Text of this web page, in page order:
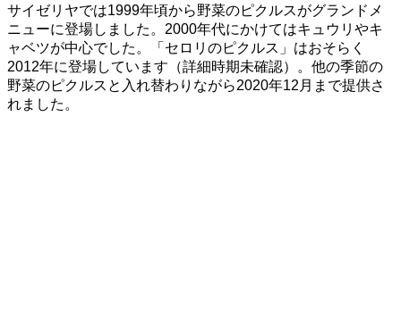
サイゼリヤでは1999年頃から野菜のピクルスがグランドメ
ニューに登場しました。2000年代にかけてはキュウリやキ
ャベツが中心でした。「セロリのピクルス」はおそらく
2012年に登場しています（詳細時期未確認）。他の季節の
野菜のピクルスと入れ替わりながら2020年12月まで提供さ
れました。